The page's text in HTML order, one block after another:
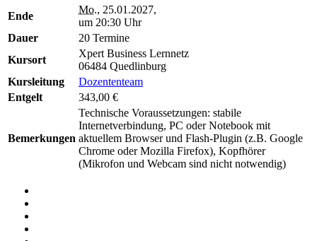
Ende
Mo., 25.01.2027,
um 20:30 Uhr
Dauer
20 Termine
Kursort
Xpert Business Lernnetz
06484 Quedlinburg
Kursleitung
Dozententeam
Entgelt
343,00 €
Bemerkungen
Technische Voraussetzungen: stabile
Internetverbindung, PC oder Notebook mit
aktuellem Browser und Flash-Plugin (z.B. Google
Chrome oder Mozilla Firefox), Kopfhörer
(Mikrofon und Webcam sind nicht notwendig)